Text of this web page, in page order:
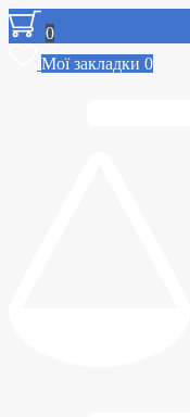
0
Мої закладки 0